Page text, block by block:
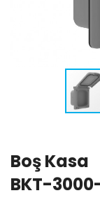
Boş Kasa
BKT-